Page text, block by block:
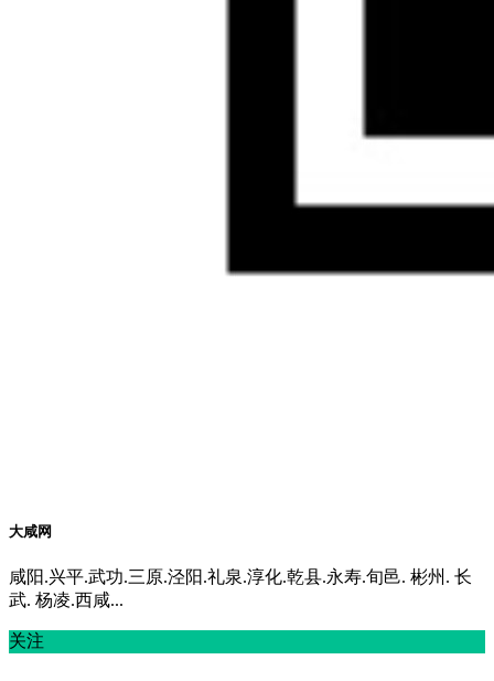
大咸网
咸阳.兴平.武功.三原.泾阳.礼泉.淳化.乾县.永寿.旬邑. 彬州. 长
武. 杨凌.西咸...
关注